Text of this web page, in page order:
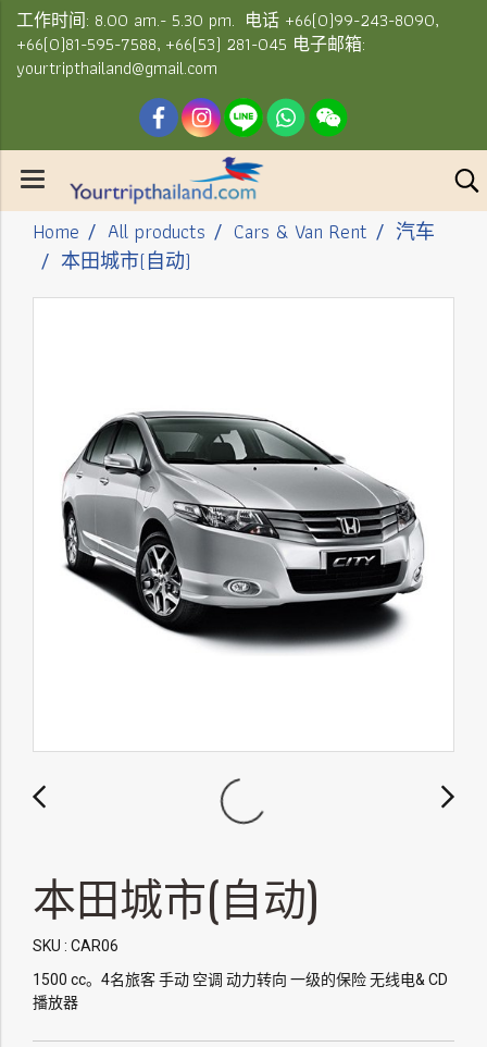
工作时间: 8.00 am.- 5.30 pm. 电话 +66(0)99-243-8090,
+66(0)81-595-7588, +66(53) 281-045 电子邮箱:
yourtripthailand@gmail.com
Home All products Cars & Van Rent
汽车
本田城市(自动)
本田城市(自动)
SKU : CAR06
1500 cc。4名旅客 手动 空调 动力转向 一级的保险 无线电& CD
播放器